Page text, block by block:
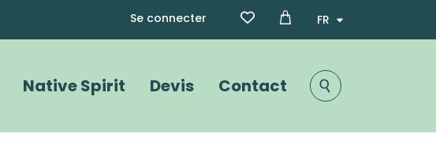
principal Menu du compte de
Se connecter
Native Spirit Devis Contact